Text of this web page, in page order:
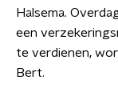
Halsema.
een
te verdienen,
Bert.